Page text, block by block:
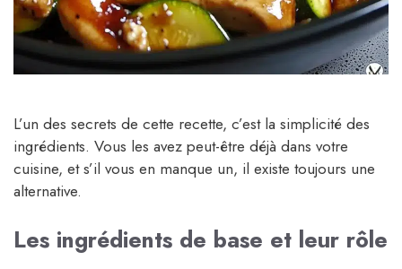
L’un des secrets de cette recette, c’est la simplicité des
ingrédients. Vous les avez peut-être déjà dans votre
cuisine, et s’il vous en manque un, il existe toujours une
alternative.
Les ingrédients de base et leur rôle